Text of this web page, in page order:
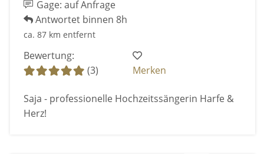
Gage: auf Anfrage
Antwortet binnen 8h
ca. 87 km entfernt
Bewertung:
(3)
Merken
Saja - professionelle Hochzeitssängerin Harfe &
Herz!